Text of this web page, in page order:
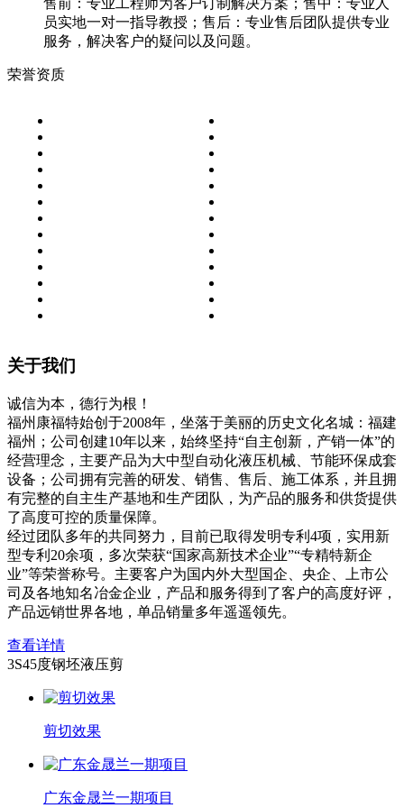
售前：专业工程师为客户订制解决方案；售中：专业人
员实地一对一指导教授；售后：专业售后团队提供专业
服务，解决客户的疑问以及问题。
荣誉资质
关于我们
诚信为本，德行为根！
福州康福特始创于2008年，坐落于美丽的历史文化名城：福建
福州；公司创建10年以来，始终坚持“自主创新，产销一体”的
经营理念，主要产品为大中型自动化液压机械、节能环保成套
设备；公司拥有完善的研发、销售、售后、施工体系，并且拥
有完整的自主生产基地和生产团队，为产品的服务和供货提供
了高度可控的质量保障。
经过团队多年的共同努力，目前已取得发明专利4项，实用新
型专利20余项，多次荣获“国家高新技术企业”“专精特新企
业”等荣誉称号。主要客户为国内外大型国企、央企、上市公
司及各地知名冶金企业，产品和服务得到了客户的高度好评，
产品远销世界各地，单品销量多年遥遥领先。
查看详情
3S45度钢坯液压剪
剪切效果
广东金晟兰一期项目